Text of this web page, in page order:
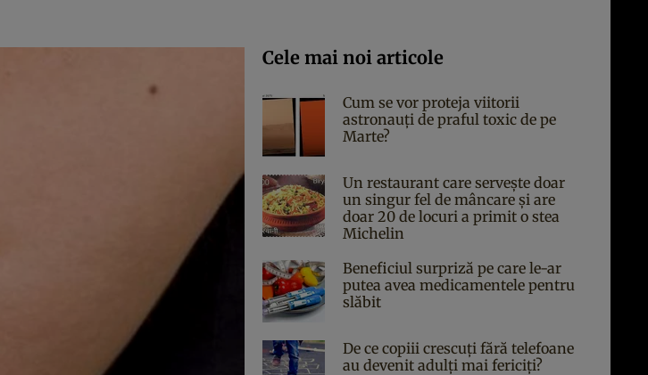
Cele mai noi articole
Cum se vor proteja viitorii
astronauți de praful toxic de pe
Marte?
Un restaurant care servește doar
un singur fel de mâncare și are
doar 20 de locuri a primit o stea
Michelin
Beneficiul surpriză pe care le-ar
putea avea medicamentele pentru
slăbit
De ce copiii crescuți fără telefoane
au devenit adulți mai fericiți?